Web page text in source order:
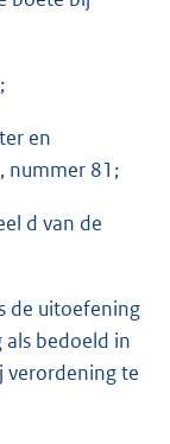
en
nummer 81;
d van de
de uitoefening
bedoeld in
verordening te